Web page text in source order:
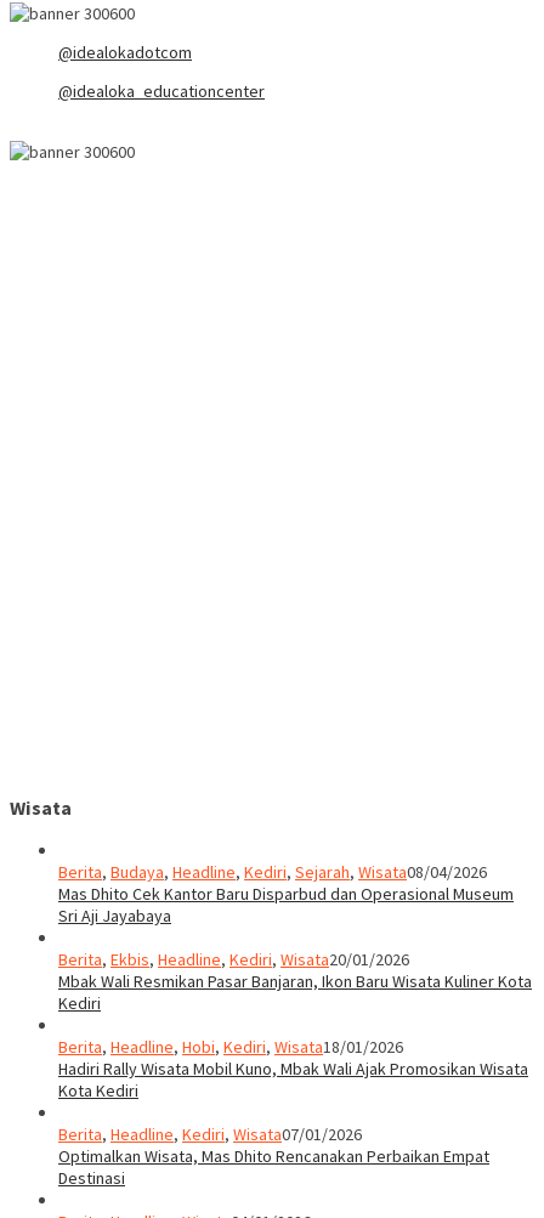
@idealokadotcom
@idealoka_educationcenter
Wisata
Berita, Budaya, Headline, Kediri, Sejarah, Wisata08/04/2026
Mas Dhito Cek Kantor Baru Disparbud dan Operasional Museum
Sri Aji Jayabaya
Berita, Ekbis, Headline, Kediri, Wisata20/01/2026
Mbak Wali Resmikan Pasar Banjaran, Ikon Baru Wisata Kuliner Kota
Kediri
Berita, Headline, Hobi, Kediri, Wisata18/01/2026
Hadiri Rally Wisata Mobil Kuno, Mbak Wali Ajak Promosikan Wisata
Kota Kediri
Berita, Headline, Kediri, Wisata07/01/2026
Optimalkan Wisata, Mas Dhito Rencanakan Perbaikan Empat
Destinasi